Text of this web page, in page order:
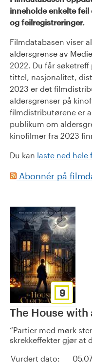
inneholde enkelte
og feilregistreringer.
Filmdatabasen viser
aldersgrense av
2022. Du får
tittel, nasjonalitet,
2023 er det
aldersgrenser på
filmdistributørene er
publikum om
kinofilmer fra 2023
Du kan laste ned hele
Abonnér på
9
The House with
Partier med mørk
skrekkeffekter gjør at
Vurdert dato: